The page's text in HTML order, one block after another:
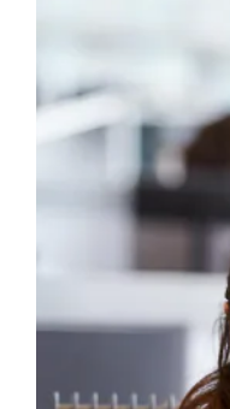
蓝十字蓝盾